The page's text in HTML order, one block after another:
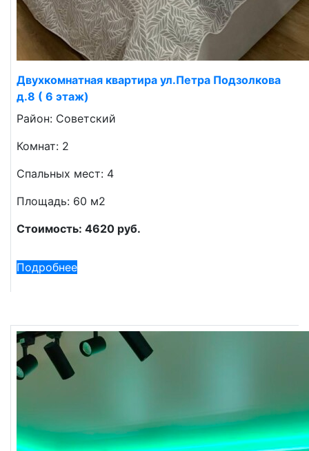
Двухкомнатная квартира ул.Петра Подзолкова
д.8 ( 6 этаж)
Район: Советский
Комнат: 2
Спальных мест: 4
Площадь: 60 м2
Стоимость: 4620 руб.
Подробнее